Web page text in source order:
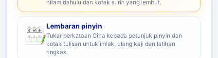
hitam dahulu dan kotak surih yang lembut.
Lembaran pinyin
Tukar perkataan Cina kepada petunjuk pinyin dan
kotak tulisan untuk imlak, ulang kaji dan latihan
ringkas.